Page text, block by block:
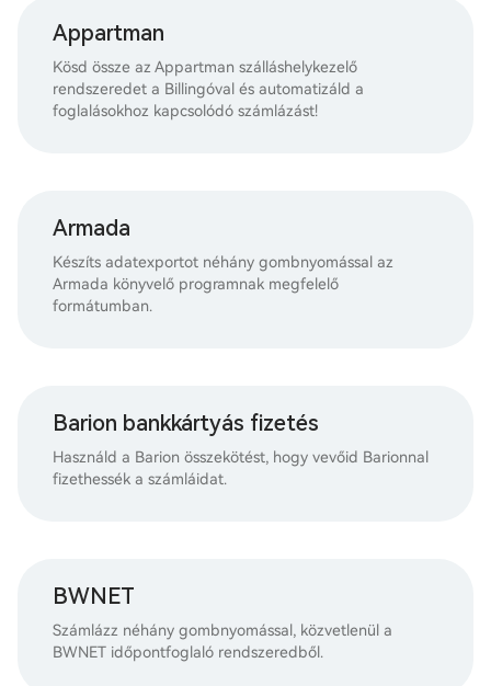
Appartman
Kösd össze az Appartman szálláshelykezelő
rendszeredet a Billingóval és automatizáld a
foglalásokhoz kapcsolódó számlázást!
Armada
Készíts adatexportot néhány gombnyomással az
Armada könyvelő programnak megfelelő
formátumban.
Barion bankkártyás fizetés
Használd a Barion összekötést, hogy vevőid Barionnal
fizethessék a számláidat.
BWNET
Számlázz néhány gombnyomással, közvetlenül a
BWNET időpontfoglaló rendszeredből.